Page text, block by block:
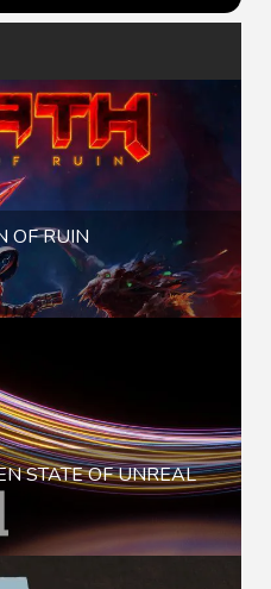
OF RUIN
STATE OF UNREAL